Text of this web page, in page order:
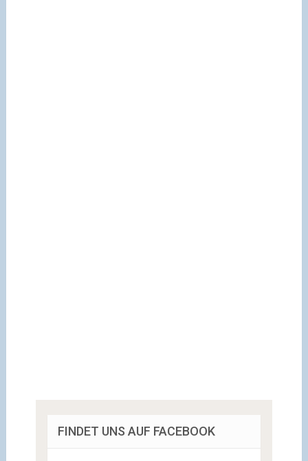
FINDET UNS AUF FACEBOOK